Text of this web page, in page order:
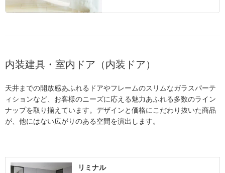
内装建具・室内ドア（内装ドア）
天井までの開放感あふれるドアやフレームのスリムなガラスパーテ
ィションなど、お客様のニーズに応える魅力あふれる多数のライン
ナップを取り揃えています。デザインと価格にこだわり抜いた商品
が、他にはない広がりのある空間を演出します。
リミナル